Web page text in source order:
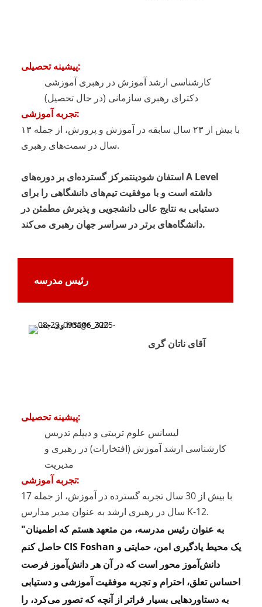
پیشینه تحصیلی:
کارشناسی ارشد آموزش در رهبری آموزشی
دکترای رهبری سازمانی (در حال تحصیل)
تجربه آموزشی:
با بیش از ۲۳ سال سابقه در آموزش و پرورش، از جمله ۱۳
سال در سمت‌های رهبری.
استفان شودینتمرکز گسترده‌ای بر دوره‌های A Level
داشته است و با موفقیت تیم‌های دانشگاهی را برای
دستیابی به نتایج عالی دانشجویی و پذیرش مطمئن در
دانشگاه‌های برتر در سراسر جهان رهبری می‌کند.
رئیس مدرسه
آقای ناتان گری
پیشینه تحصیلی:
لیسانس علوم تربیتی و دیپلم تدریس
کارشناسی ارشد آموزش (افتخارات) در رهبری و
مدیریت
تجربه آموزشی:
با بیش از 30 سال تجربه گسترده در آموزش، از جمله 17
سال در رهبری ارشد به عنوان مدیر مدارس K-12.
"به عنوان رئیس مدرسه، من متعهد هستم که اطمینان
حاصل کنم CIS Foshan یک محیط یادگیری امن، حمایتی و
دانش‌آموز محور است که در آن هر دانش‌آموز فرصت
احساس تعلق، احترام و تجربه موفقیت آموزشی و دستیابی
به دستاوردهایی بسیار فراتر از آنچه که تصور می‌کرد، را